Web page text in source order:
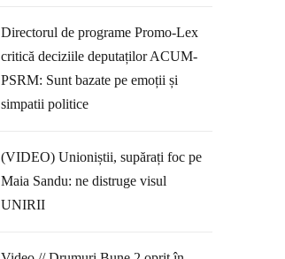
Directorul de programe Promo-Lex
critică deciziile deputaților ACUM-
PSRM: Sunt bazate pe emoții și
simpatii politice
(VIDEO) Unioniștii, supărați foc pe
Maia Sandu: ne distruge visul
UNIRII